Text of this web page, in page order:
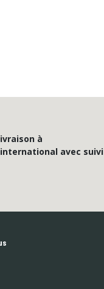
à
avec suivi